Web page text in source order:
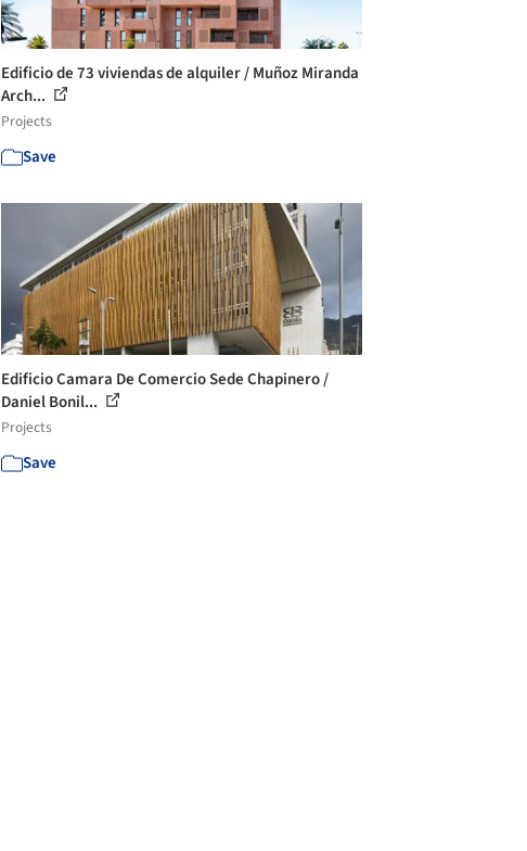
Edificio de 73 viviendas de alquiler / Muñoz Miranda
Arch...
Projects
Save
Edificio Camara De Comercio Sede Chapinero /
Daniel Bonil...
Projects
Save